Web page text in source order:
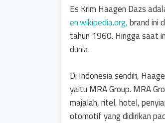
Es Krim Haagen Dazs
en.wikipedia.org,brand ini
tahun 1960. Hingga saat
dunia.
Di Indonesia sendiri,
yaitu MRA Group. MRA
majalah, ritel, hotel,
otomotif yang didirikan